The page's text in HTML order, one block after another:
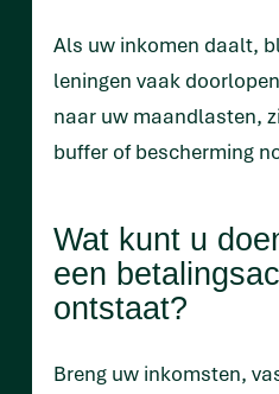
Als uw inkomen daalt,
leningen vaak
naar uw maandlasten,
buffer of bescherming
Wat kunt u
een
ontstaat?
Breng uw inkomsten,